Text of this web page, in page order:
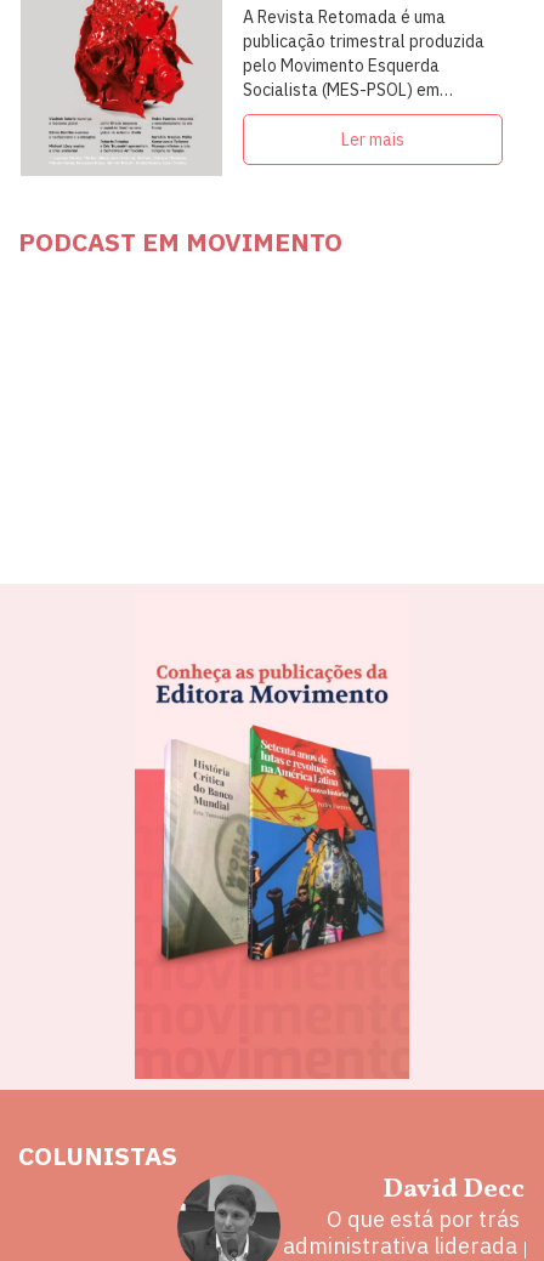
A Revista Retomada é uma
publicação trimestral produzida
pelo Movimento Esquerda
Socialista (MES-PSOL) em
articulação com intelectuais,
militantes e artistas
Ler mais
PODCAST EM MOVIMENTO
COLUNISTAS
David
O que está por trás
administrativa liderada